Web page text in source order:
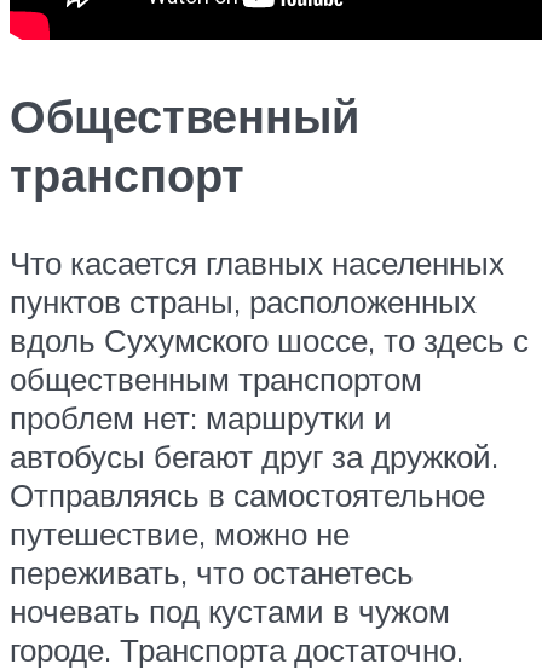
Общественный
транспорт
Что касается главных населенных
пунктов страны, расположенных
вдоль Сухумского шоссе, то здесь с
общественным транспортом
проблем нет: маршрутки и
автобусы бегают друг за дружкой.
Отправляясь в самостоятельное
путешествие, можно не
переживать, что останетесь
ночевать под кустами в чужом
городе. Транспорта достаточно.